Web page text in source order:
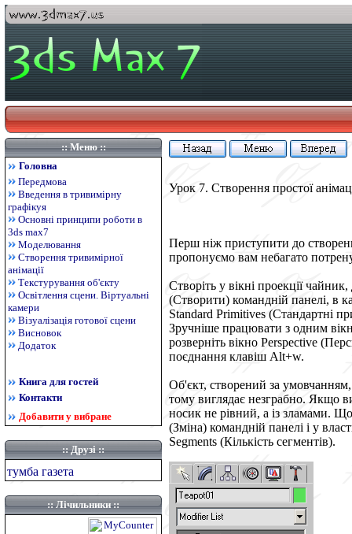
:: Меню ::
Головна
Передмова
Введення в тривимірну
графікуя
Основні принципи роботи в
3ds max7
Моделювання
Створення тривимірної
анімації
Текстурування об'єкту
Освітлення сцени. Віртуальні
камери
Візуалізація готової сцени
Висновок
Додаток
Книга для гостей
Контакти
Добавити у вибране
::Друзі::
тумба газета
:: Лічильники ::
Урок 7. Створення простої
Перш ніж приступити до
пропонуємо вам небагато
Створіть у вікні проекції
(Створити) командній панелі, в
Standard Primitives (Стандартні
Зручніше працювати з одним
розверніть вікно Perspective
поєднання клавіш Alt+w.
Об'єкт, створений за умовчанням,
тому виглядає незграбно. Якщо
носик не рівний, а із зламами.
(Зміна) командній панелі і у
Segments (Кількість сегментів).